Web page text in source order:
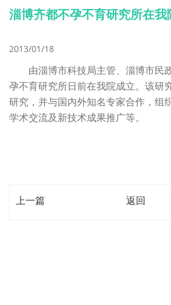
淄博齐都不孕不育研究所在我
2013/01/18
由淄博市科技局主管、淄博市民
孕不育研究所日前在我院成立。该研
研究，并与国内外知名专家合作，组
学术交流及新技术成果推广等。
上一篇 返回